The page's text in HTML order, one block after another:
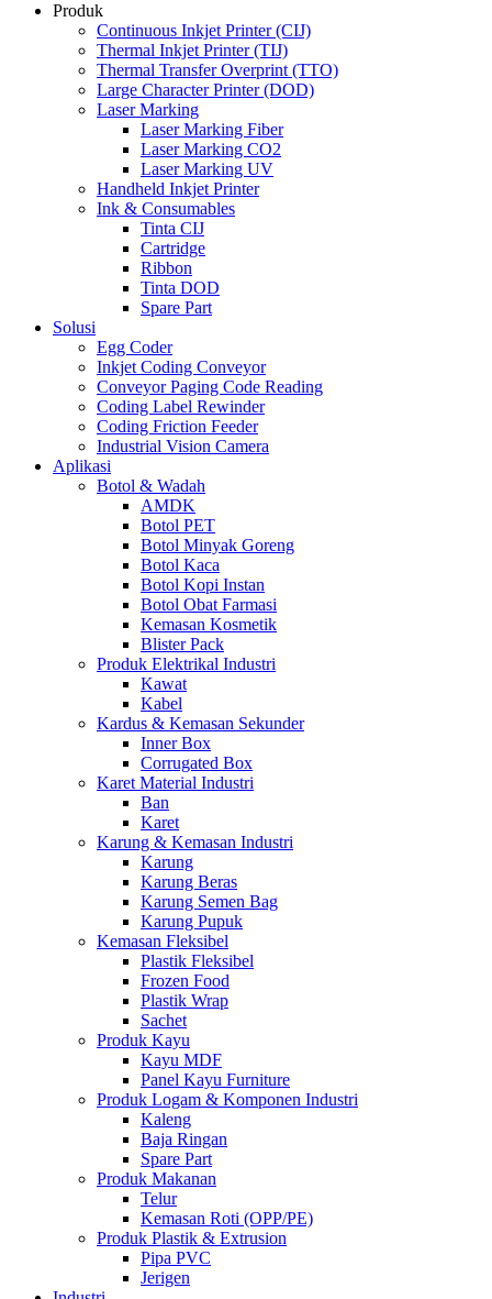
Produk
Continuous Inkjet Printer (CIJ)
Thermal Inkjet Printer (TIJ)
Thermal Transfer Overprint (TTO)
Large Character Printer (DOD)
Laser Marking
Laser Marking Fiber
Laser Marking CO2
Laser Marking UV
Handheld Inkjet Printer
Ink & Consumables
Tinta CIJ
Cartridge
Ribbon
Tinta DOD
Spare Part
Solusi
Egg Coder
Inkjet Coding Conveyor
Conveyor Paging Code Reading
Coding Label Rewinder
Coding Friction Feeder
Industrial Vision Camera
Aplikasi
Botol & Wadah
AMDK
Botol PET
Botol Minyak Goreng
Botol Kaca
Botol Kopi Instan
Botol Obat Farmasi
Kemasan Kosmetik
Blister Pack
Produk Elektrikal Industri
Kawat
Kabel
Kardus & Kemasan Sekunder
Inner Box
Corrugated Box
Karet Material Industri
Ban
Karet
Karung & Kemasan Industri
Karung
Karung Beras
Karung Semen Bag
Karung Pupuk
Kemasan Fleksibel
Plastik Fleksibel
Frozen Food
Plastik Wrap
Sachet
Produk Kayu
Kayu MDF
Panel Kayu Furniture
Produk Logam & Komponen Industri
Kaleng
Baja Ringan
Spare Part
Produk Makanan
Telur
Kemasan Roti (OPP/PE)
Produk Plastik & Extrusion
Pipa PVC
Jerigen